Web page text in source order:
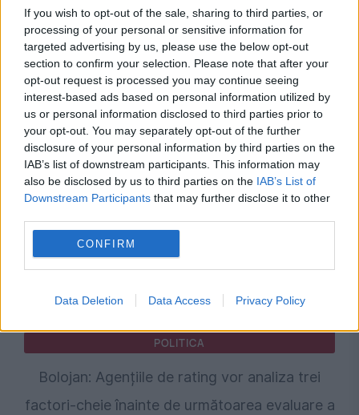
If you wish to opt-out of the sale, sharing to third parties, or
processing of your personal or sensitive information for
targeted advertising by us, please use the below opt-out
section to confirm your selection. Please note that after your
opt-out request is processed you may continue seeing
interest-based ads based on personal information utilized by
us or personal information disclosed to third parties prior to
your opt-out. You may separately opt-out of the further
disclosure of your personal information by third parties on the
IAB’s list of downstream participants. This information may
also be disclosed by us to third parties on the IAB’s List of
Downstream Participants that may further disclose it to other
CONFIRM
Data Deletion Data Access Privacy Policy
POLITICA
PSD cere activarea mecanismului european de
urgență pentru energie și susține menținerea
centralelor pe cărbune. Critici la adresa lui
Bolojan
POLITICA
Bolojan: Agențiile de rating vor analiza trei
factori-cheie înainte de următoarea evaluare a